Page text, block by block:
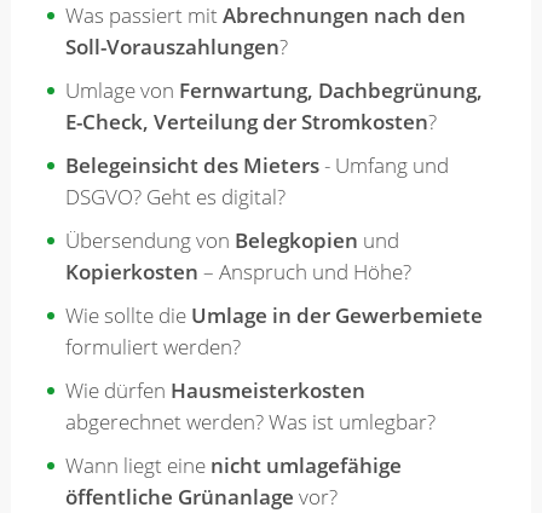
Was passiert mitAbrechnungen nach den
Soll-Vorauszahlungen?
Umlage von Fernwartung, Dachbegrünung,
E-Check, Verteilung der Stromkosten?
Belegeinsicht des Mieters- Umfang und
DSGVO? Geht es digital?
Übersendung von Belegkopien und
Kopierkosten – Anspruch und Höhe?
Wie sollte die Umlage in der Gewerbemiete
formuliert werden?
Wie dürfen Hausmeisterkosten
abgerechnet werden? Was ist umlegbar?
Wann liegt eine nicht umlagefähige
öffentliche Grünanlage vor?